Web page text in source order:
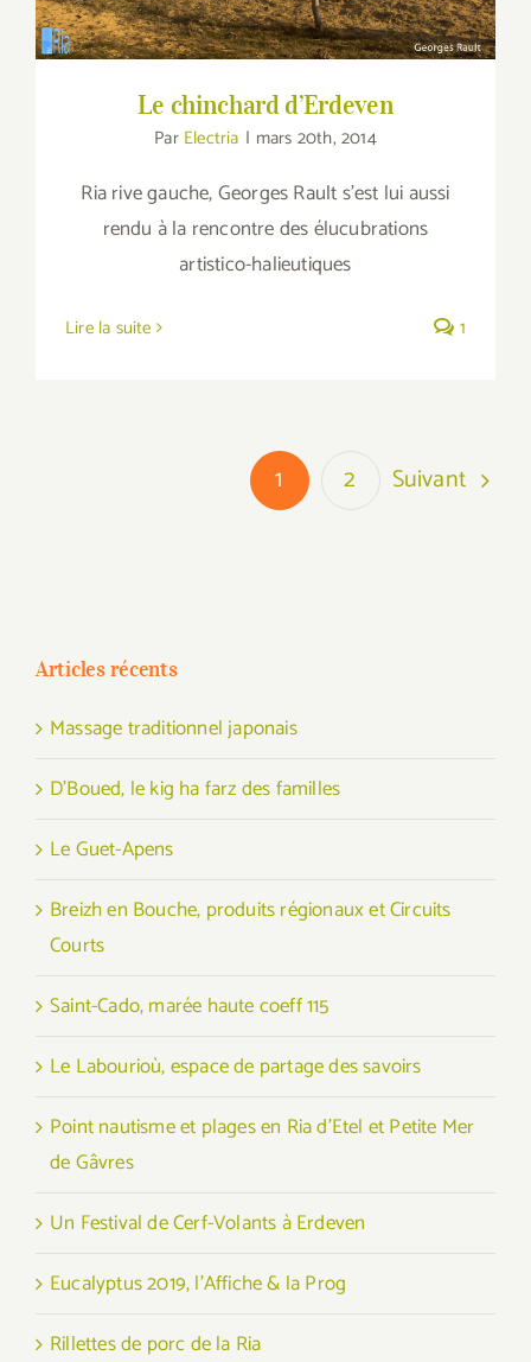
Le chinchard d’Erdeven
Par Electria | mars 20th, 2014
Ria rive gauche, Georges Rault s'est lui aussi
rendu à la rencontre des élucubrations
artistico-halieutiques
Lire la suite 1
1 2 Suivant
Articles récents
Massage traditionnel japonais
D’Boued, le kig ha farz des familles
Le Guet-Apens
Breizh en Bouche, produits régionaux et Circuits
Courts
Saint-Cado, marée haute coeff 115
Le Labourioù, espace de partage des savoirs
Point nautisme et plages en Ria d’Etel et Petite Mer
de Gâvres
Un Festival de Cerf-Volants à Erdeven
Eucalyptus 2019, l’Affiche & la Prog
Rillettes de porc de la Ria